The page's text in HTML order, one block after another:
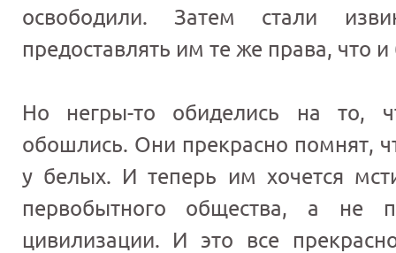
освободили. Затем стали
предоставлять им те же права, что
Но негры-то обиделись на то,
обошлись. Они прекрасно помнят,
у белых. И теперь им хочется
первобытного общества, а не
цивилизации. И это все